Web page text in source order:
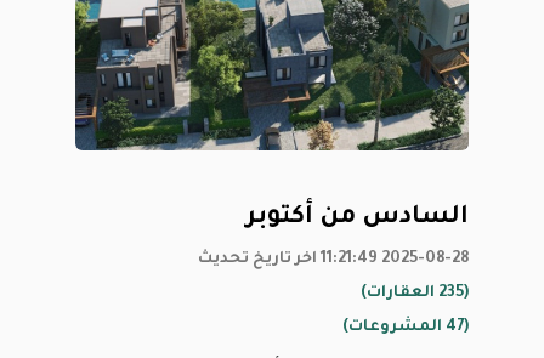
السادس من أكتوبر
2025-08-28 11:21:49 اخر تاريخ تحديث
(235 العقارات)
(47 المشروعات)